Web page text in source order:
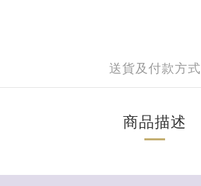
送貨及付款方式
商品描述